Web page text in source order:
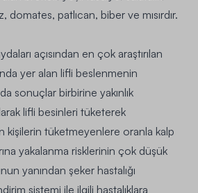
domates, patlıcan, biber ve mısırdır.
açısından en çok araştırılan
yer alan lifli beslenmenin
sonuçlar birbirine yakınlık
lifli besinleri tüketerek
kişilerin tüketmeyenlere oranla kalp
yakalanma risklerinin çok düşük
yanından şeker hastalığı
sistemi ile ilgili hastalıklara